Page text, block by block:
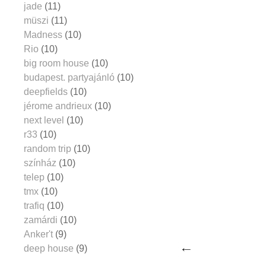
jade (11)
müszi (11)
Madness (10)
Rio (10)
big room house (10)
budapest. partyajánló (10)
deepfields (10)
jérome andrieux (10)
next level (10)
r33 (10)
random trip (10)
színház (10)
telep (10)
tmx (10)
trafiq (10)
zamárdi (10)
Anker't (9)
deep house (9)